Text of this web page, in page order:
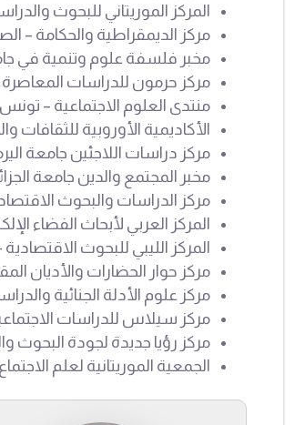
المركز الموريتاني للبحوث
مركز الديمقراطية والحكامة –
مخبر فلسفة علوم وتنمية في
مركز حرمون للدراسات المعاصرة
منتدى العلوم الاجتماعية – تونس
الأكاديمية الأوروبية للثقافات
مركز دراسات اللاجئين جامعة
مخبر المجتمع والدين جامعة الجزائر
مركز الدراسات والبحوث
المركز العربي لأبحاث الفضاء
المركز الليبي للبحوث الاقتصادية –
مركز حوار الحضارات والأديان
مركز علوم الأدلة الجنائية
مركز سيلاس للدراسات
مركز رؤيا جديدة لجودة البحوث
الجمعية الموريتانية لعلم